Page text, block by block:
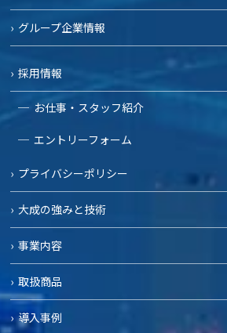
グループ企業情報
採用情報
お仕事・スタッフ紹介
エントリーフォーム
プライバシーポリシー
大成の強みと技術
事業内容
取扱商品
導入事例